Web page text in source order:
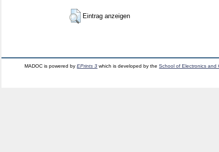
Eintrag anzeigen
MADOC is powered byEPrints 3 which is developed by theSchool of Electronics and